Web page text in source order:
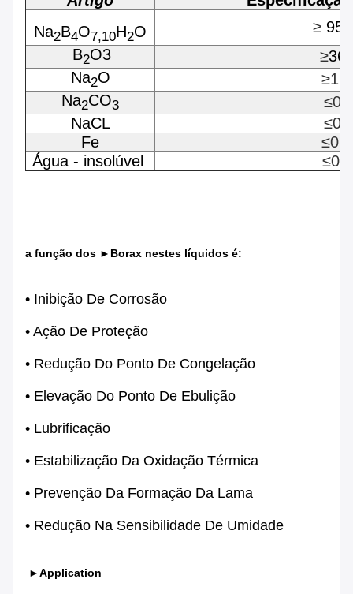
Na2B4O7,10H2O ≥
B2O3 ≥
Na2O
Na2CO3
NaCL
Fe
Água - insolúvel
a função dos ►Borax nestes líquidos é:
• Inibição De Corrosão
• Ação De Proteção
• Redução Do Ponto De Congelação
• Elevação Do Ponto De Ebulição
• Lubrificação
• Estabilização Da Oxidação Térmica
• Prevenção Da Formação Da Lama
• Redução Na Sensibilidade De Umidade
►Application